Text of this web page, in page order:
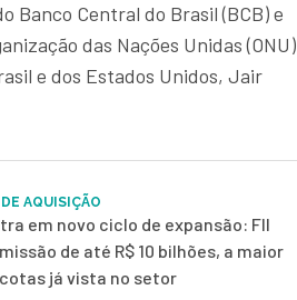
Banco Central do Brasil (BCB) e
das Nações Unidas (ONU)
e dos Estados Unidos, Jair
AQUISIÇÃO
em novo ciclo de expansão: FII
de até R$ 10 bilhões, a maior
já vista no setor